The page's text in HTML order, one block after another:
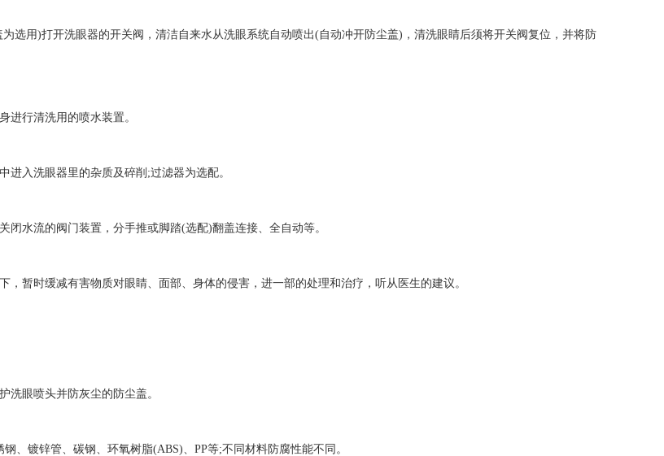
用)打开洗眼器的开关阀，清洁自来水从洗眼系统自动喷出(自动冲开防尘盖)，清洗眼睛后须将开关阀复位，并将防
行清洗用的喷水装置。
入洗眼器里的杂质及碎削;过滤器为选配。
水流的阀门装置，分手推或脚踏(选配)翻盖连接、全自动等。
暂时缓减有害物质对眼睛、面部、身体的侵害，进一部的处理和治疗，听从医生的建议。
眼喷头并防灰尘的防尘盖。
、镀锌管、碳钢、环氧树脂(ABS)、PP等;不同材料防腐性能不同。